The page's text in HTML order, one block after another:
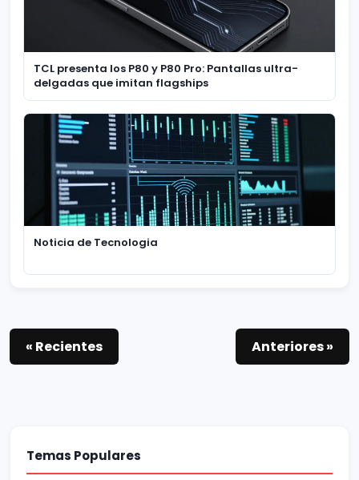
TCL presenta los P80 y P80 Pro: Pantallas ultra-
delgadas que imitan flagships
Noticia de Tecnologia
« Recientes Anteriores »
Temas Populares